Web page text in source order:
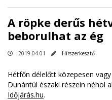
A röpke derűs
beborulhat az ég
2019.04.01 Hírszerkesztő
Hétfőn délelőtt közepesen
Dunántúl északi részein néhol
Időjárás.hu.